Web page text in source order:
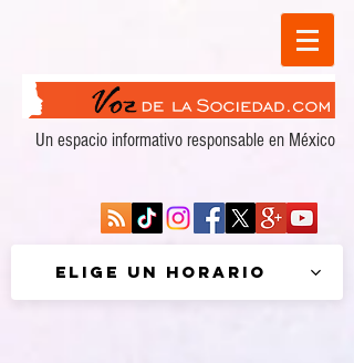
Un espacio informativo responsable en México
Elige un horario